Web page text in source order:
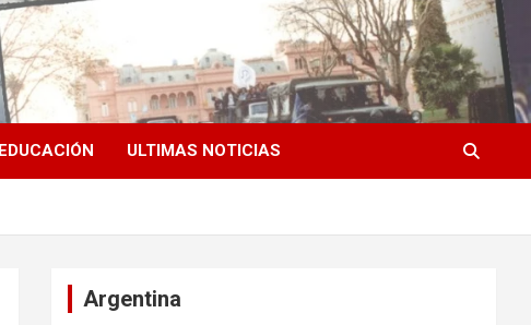
EDUCACIÓN ULTIMAS NOTICIAS
Argentina